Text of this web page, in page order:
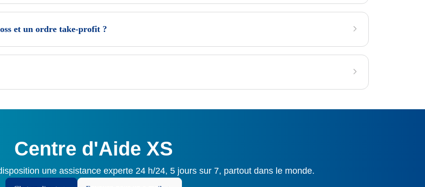
et un ordre take-profit ?
Centre d'Aide XS
une assistance experte 24 h/24, 5 jours sur 7, partout dans le monde.